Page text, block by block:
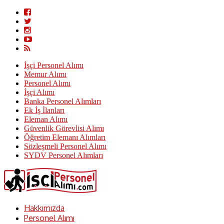
İşçi Personel Alımı
Memur Alımı
Personel Alımı
İşçi Alımı
Banka Personel Alımları
Ek İş İlanları
Eleman Alımı
Güvenlik Görevlisi Alımı
Öğretim Elemanı Alımları
Sözleşmeli Personel Alımı
SYDV Personel Alımları
Hakkımızda
Personel Alımı